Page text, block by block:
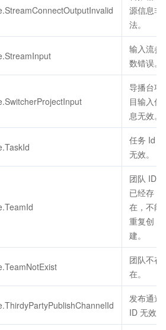
源信息非
法。
输入流参
数错误。
导播台项
目输入信
息无效。
任务 Id
无效。
团队 ID
已经存
在，不能
重复创
建。
团队不存
在。
发布通道
ID 无效。